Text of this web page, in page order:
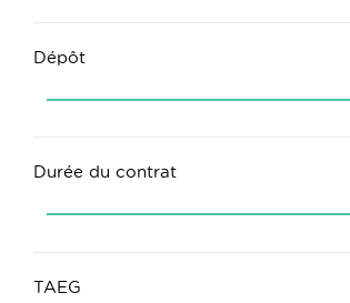
Dépôt
Durée du contrat
TAEG